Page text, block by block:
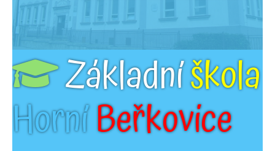
Základníškola
HorníBeřkovice